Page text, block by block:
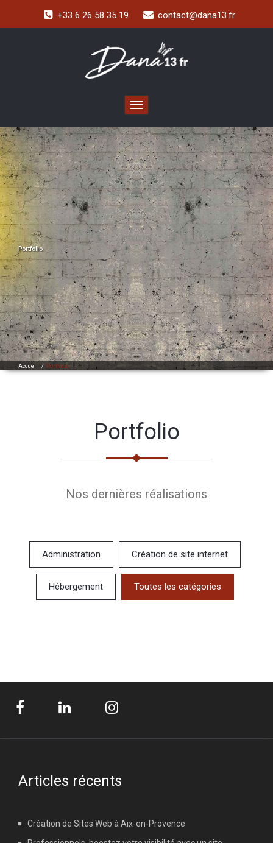
+33 6 26 58 35 19 contact@dana13.fr
Toggle navigation
Portfolio
Accueil / Portfolio
Portfolio
Nos dernières réalisations
Administration Création de site internet
Hébergement Toutes les catégories
Articles récents
Création de Sites Web à Aix-en-Provence